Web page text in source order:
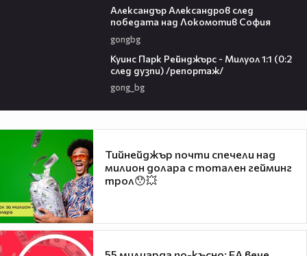
Александър Александров след
победата над Локомотив София
gongbg
Куинс Парк Рейнджърс - Милуол 1:1 (0:2
след дузпи) /репортаж/
gong_bg
Тийнейджър почти спечели над
милион долара с тотален гейминг
трол😯💥